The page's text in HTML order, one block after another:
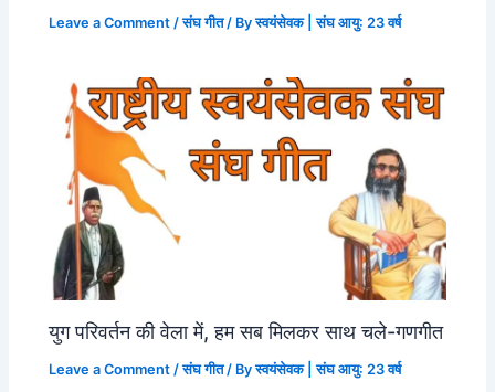
Leave a Comment /संघ गीत/ Byस्वयंसेवक | संघ आयु: 23 वर्ष
युग परिवर्तन की वेला में, हम सब मिलकर साथ चले-गणगीत
Leave a Comment /संघ गीत/ Byस्वयंसेवक | संघ आयु: 23 वर्ष